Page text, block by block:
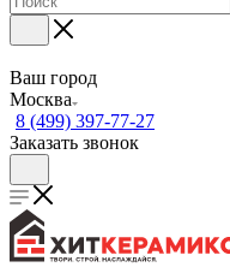
Ваш город
Москва
8 (499) 397-77-27
Заказать звонок